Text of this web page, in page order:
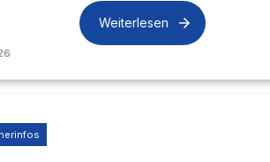
Weiterlesen